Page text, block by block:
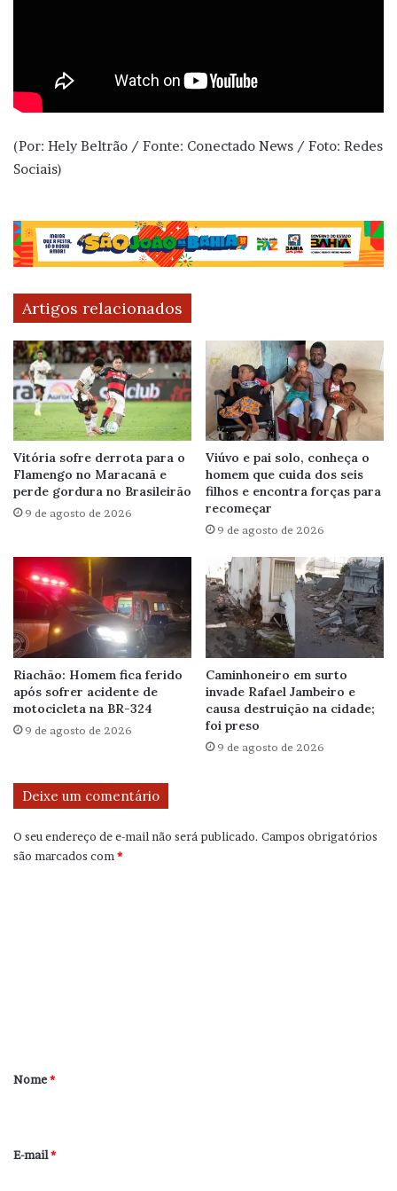
(Por: Hely Beltrão / Fonte: Conectado News / Foto: Redes
Sociais)
Artigos relacionados
Vitória sofre derrota para o
Flamengo no Maracanã e
perde gordura no Brasileirão
9 de agosto de 2026
Viúvo e pai solo, conheça o
homem que cuida dos seis
filhos e encontra forças para
recomeçar
9 de agosto de 2026
Riachão: Homem fica ferido
após sofrer acidente de
motocicleta na BR-324
9 de agosto de 2026
Caminhoneiro em surto
invade Rafael Jambeiro e
causa destruição na cidade;
foi preso
9 de agosto de 2026
Deixe um comentário
O seu endereço de e-mail não será publicado. Campos obrigatórios
são marcados com *
r
*
Nome*
E-mail*